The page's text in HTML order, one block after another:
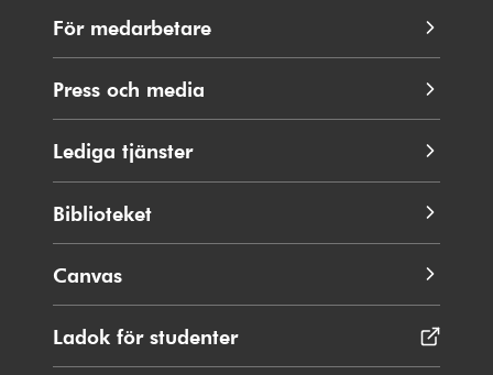
För medarbetare
Press och media
Lediga tjänster
Biblioteket
Canvas
Ladok för studenterÖppnas
i